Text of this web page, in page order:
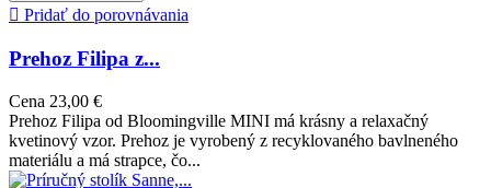
 Pridať do porovnávania
Prehoz Filipa z...
Cena 23,00 €
Prehoz Filipa od Bloomingville MINI má krásny a relaxačný
kvetinový vzor. Prehoz je vyrobený z recyklovaného bavlneného
materiálu a má strapce, čo...